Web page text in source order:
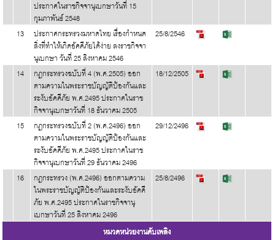
ประกาศในราชกิจจานุเบกษาวันที่ 15
กุมภาพันธ์ 2548
13 ประกาศกระทรวงมหาดไทย เรื่องกำหนด
สิ่งที่ทำให้เกิดอัคคีภัยได้ง่าย ลงราชกิจจา
นุเบกษา วันที่ 25 สิงหาคม 2546
25/8/2546
14 กฎกระทรวงฉบับที่ 4 (พ.ศ.2505) ออก
ตามความในพระราชบัญญัติป้องกันและ
ระงับอัคคีภัย พ.ศ.2495 ประกาศในราช
กิจจานุเบกษาวันที่ 18 ธันวาคม 2505
18/12/2505
15 กฎกระทรวงฉบับที่ 2 (พ.ศ.2496) ออก
ตามความในพระราชบัญญัติป้องกันและ
ระงับอัคคีภัย พ.ศ.2495 ประกาศในราช
กิจจานุเบกษาวันที่ 29 ธันวาคม 2496
29/12/2496
16 กฎกระทรวง (พ.ศ.2496) ออกตามความ
ในพระราชบัญญัติป้องกันและระงับอัคคี
ภัย พ.ศ.2495 ประกาศในราชกิจจานุ
เบกษาวันที่ 25 สิงหาคม 2496
25/8/2496
หมวดหน่วยงานดับเพลิง